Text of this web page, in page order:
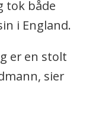
tok både
i England.
er en stolt
sier